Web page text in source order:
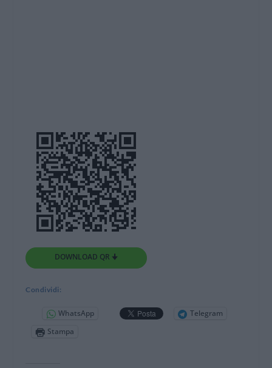
DOWNLOAD QR 🠋
Condividi:
WhatsApp
Telegram
Stampa